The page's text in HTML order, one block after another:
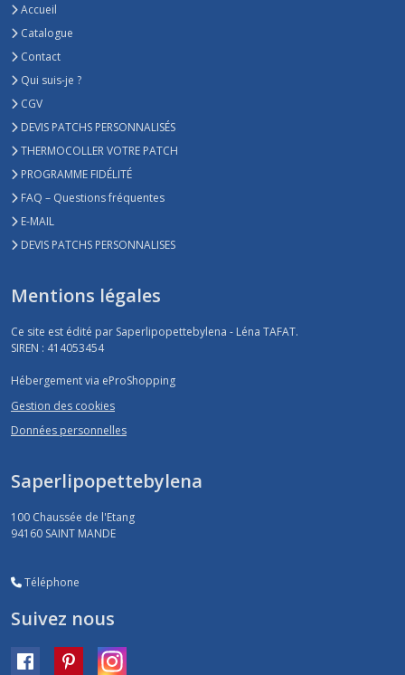
Accueil
Catalogue
Contact
Qui suis-je ?
CGV
DEVIS PATCHS PERSONNALISÉS
THERMOCOLLER VOTRE PATCH
PROGRAMME FIDÉLITÉ
FAQ – Questions fréquentes
E-MAIL
DEVIS PATCHS PERSONNALISES
Mentions légales
Ce site est édité par Saperlipopettebylena - Léna TAFAT.
SIREN : 414053454
Hébergement via eProShopping
Gestion des cookies
Données personnelles
Saperlipopettebylena
100 Chaussée de l'Etang
94160 SAINT MANDE
Téléphone
Suivez nous